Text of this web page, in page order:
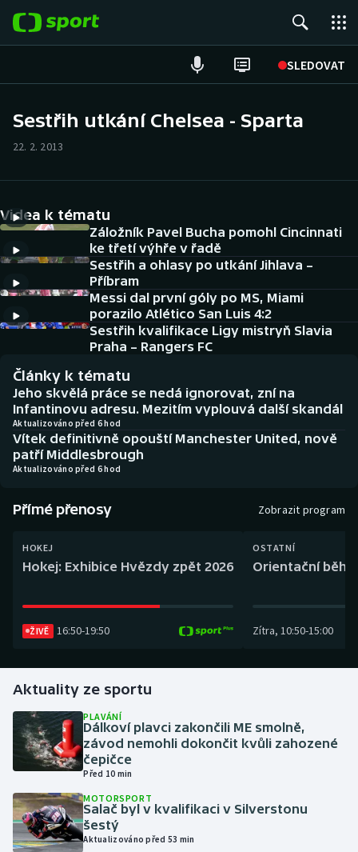
SLEDOVAT
Hokej
Tenis
Atletika
Cyklistika
DALŠÍ SPORTY
Americký fotbal
Baseball a softbal
Basketbal
Biatlon
Curling
Florbal
Golf
Gymnastika
Házená
Jezdectví
NEPŘEHLÉDNĚTE
Soutěže
Historické návraty
Aplikace ČT sport
Sestřih utkání Chelsea - Sparta
22. 2. 2013
Videa k tématu
Záložník Pavel Bucha pomohl Cincinnati
ke třetí výhře v řadě
Sestřih a ohlasy po utkání Jihlava –
Příbram
Messi dal první góly po MS, Miami
porazilo Atlético San Luis 4:2
Sestřih kvalifikace Ligy mistryň Slavia
Praha – Rangers FC
Články k tématu
Jeho skvělá práce se nedá ignorovat, zní na
Infantinovu adresu. Mezitím vyplouvá další skandál
Aktualizováno před 6 hod
Vítek definitivně opouští Manchester United, nově
patří Middlesbrough
Aktualizováno před 6 hod
Přímé přenosy Zobrazit program
HOKEJ
Hokej: Exhibice Hvězdy zpět 2026
ŽIVĚ 16:50-19:50
OSTATNÍ
Orientační běh:
Zítra, 10:50-15:00
Aktuality ze sportu
PLAVÁNÍ
Dálkoví plavci zakončili ME smolně,
závod nemohli dokončit kvůli zahozené
čepičce
Před 10 min
MOTORSPORT
Salač byl v kvalifikaci v Silverstonu
šestý
Aktualizováno před 53 min